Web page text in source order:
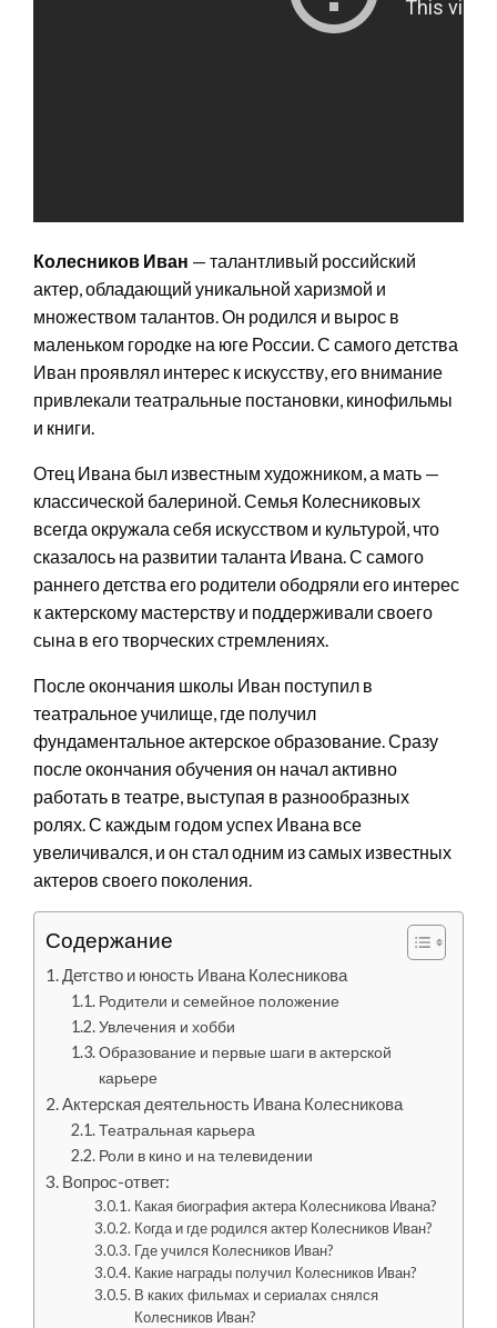
Колесников Иван — талантливый российский
актер, обладающий уникальной харизмой и
множеством талантов. Он родился и вырос в
маленьком городке на юге России. С самого детства
Иван проявлял интерес к искусству, его внимание
привлекали театральные постановки, кинофильмы
и книги.
Отец Ивана был известным художником, а мать —
классической балериной. Семья Колесниковых
всегда окружала себя искусством и культурой, что
сказалось на развитии таланта Ивана. С самого
раннего детства его родители ободряли его интерес
к актерскому мастерству и поддерживали своего
сына в его творческих стремлениях.
После окончания школы Иван поступил в
театральное училище, где получил
фундаментальное актерское образование. Сразу
после окончания обучения он начал активно
работать в театре, выступая в разнообразных
ролях. С каждым годом успех Ивана все
увеличивался, и он стал одним из самых известных
актеров своего поколения.
Содержание
Детство и юность Ивана Колесникова
Родители и семейное положение
Увлечения и хобби
Образование и первые шаги в актерской
карьере
Актерская деятельность Ивана Колесникова
Театральная карьера
Роли в кино и на телевидении
Вопрос-ответ:
Какая биография актера Колесникова Ивана?
Когда и где родился актер Колесников Иван?
Где учился Колесников Иван?
Какие награды получил Колесников Иван?
В каких фильмах и сериалах снялся
Колесников Иван?